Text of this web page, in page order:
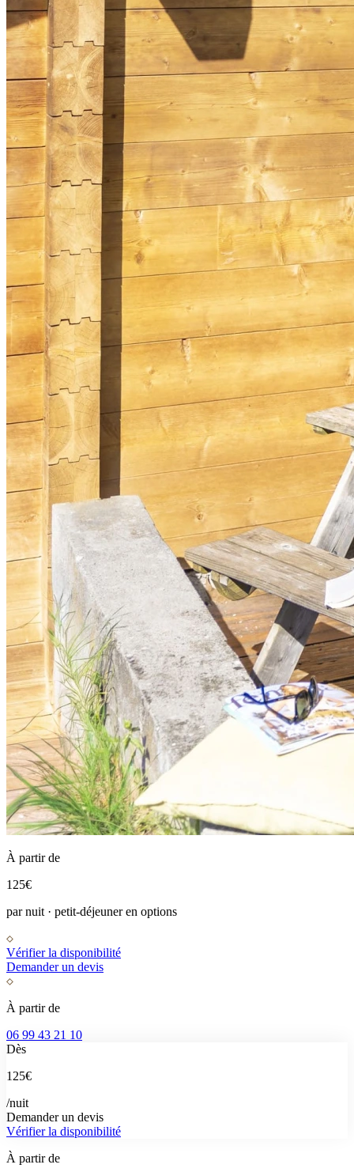
À partir de
125€
par nuit · petit-déjeuner en options
Vérifier la disponibilité
Demander un devis
À partir de
06 99 43 21 10
Dès
125€
/nuit
Demander un devis
Vérifier la disponibilité
À partir de